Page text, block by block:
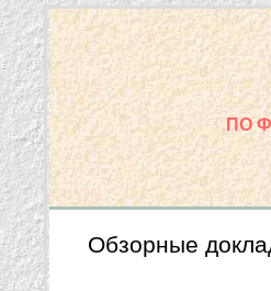
ПО
Обзорные